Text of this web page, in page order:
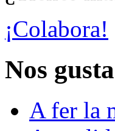
¡Colabora!
Nos gusta
A fer la